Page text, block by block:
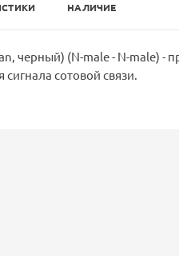
НАЛИЧИЕ
черный) (N-male - N-male) -
сотовой связи.